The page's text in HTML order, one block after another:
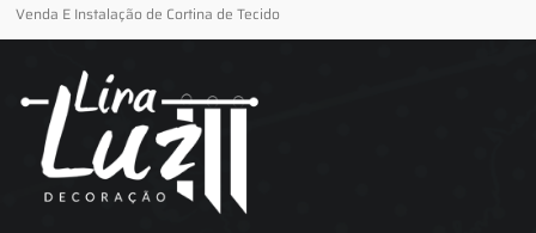
Venda E Instalação de Cortina de Tecido